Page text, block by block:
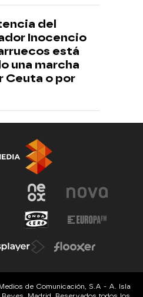
del
Inocencio
está
una marcha
Ceuta o por
de Comunicación, S.A - A. Isla